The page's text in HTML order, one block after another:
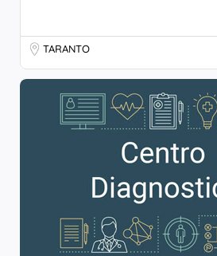
TARANTO